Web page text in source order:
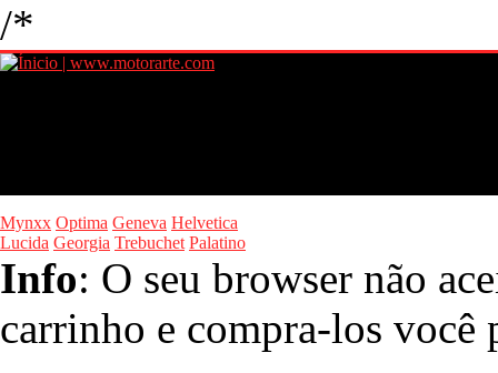
/*
Mynxx Optima Geneva Helvetica
Lucida Georgia Trebuchet Palatino
Info: O seu browser não
carrinho e compra-los você